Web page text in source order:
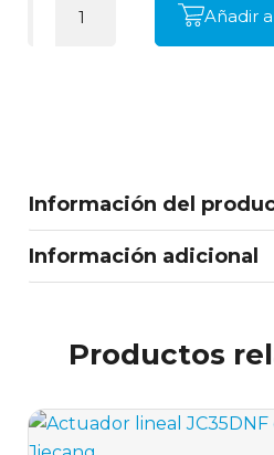
Añadir
Información del
Información adicional
Productos